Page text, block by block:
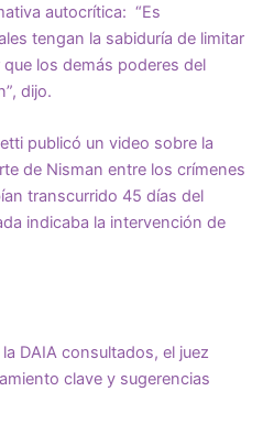
autocrítica: “Es
tengan la sabiduría de limitar
los demás poderes del
dijo.
publicó un video sobre la
de Nisman entre los crímenes
transcurrido 45 días del
indicaba la intervención de
DAIA consultados, el juez
clave y sugerencias